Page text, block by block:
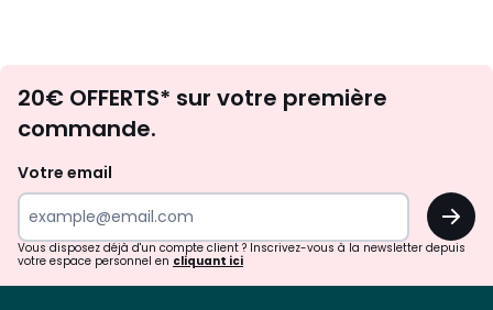
d'inspirations
surprises?
20€ OFFERTS* sur votre première
commande.
Votre email
OK
Vous disposez déjà d'un compte client ? Inscrivez-vous à la newsletter depuis
votre espace personnel en cliquant ici